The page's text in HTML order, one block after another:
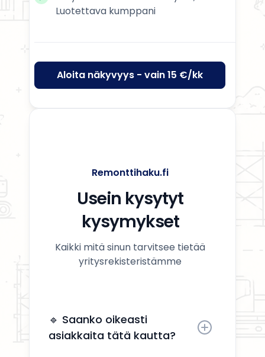
Luotettava kumppani
Aloita näkyvyys - vain 15 €/kk
Remonttihaku.fi
Usein kysytyt
kysymykset
Kaikki mitä sinun tarvitsee tietää
yritysrekisteristämme
🔹 Saanko oikeasti
asiakkaita tätä kautta?